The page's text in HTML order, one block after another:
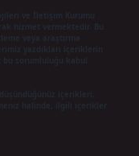
ve İletişim Kurumu
hizmet vermektedir. Bu
veya araştırma
yazdıkları içeriklerin
içerikleri,